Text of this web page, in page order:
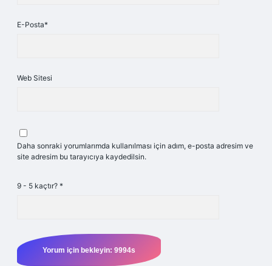
E-Posta*
Web Sitesi
Daha sonraki yorumlarımda kullanılması için adım, e-posta adresim ve
site adresim bu tarayıcıya kaydedilsin.
9 - 5 kaçtır? *